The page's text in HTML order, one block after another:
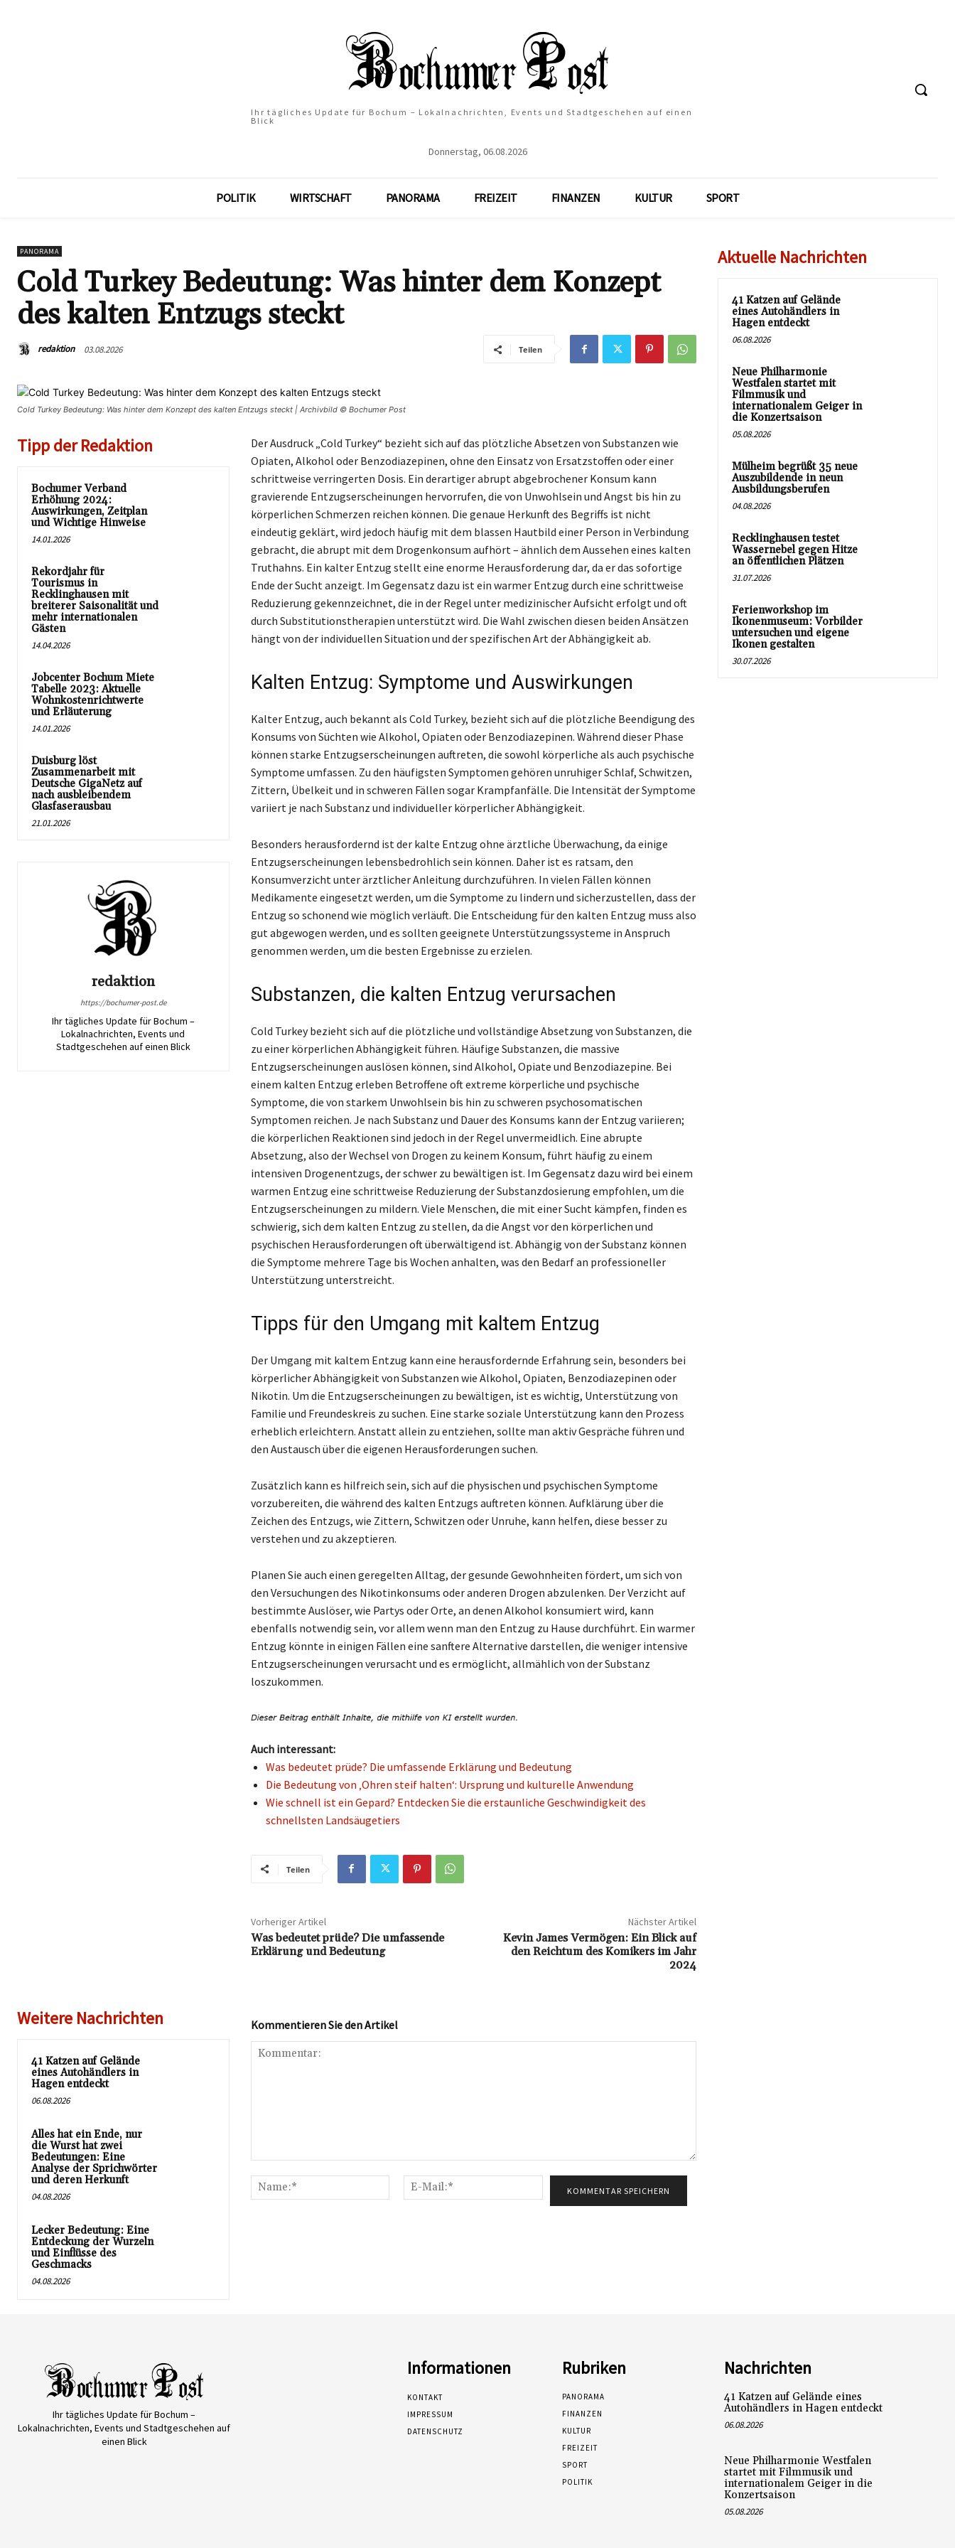
Ihr tägliches Update für Bochum – Lokalnachrichten, Events und Stadtgeschehen auf einen
Blick
Donnerstag, 06.08.2026
POLITIK WIRTSCHAFT PANORAMA FREIZEIT FINANZEN KULTUR SPORT
PANORAMA
Cold Turkey Bedeutung: Was hinter dem Konzept
des kalten Entzugs steckt
redaktion 03.08.2026 Teilen
Cold Turkey Bedeutung: Was hinter dem Konzept des kalten Entzugs steckt | Archivbild © Bochumer Post
Tipp der Redaktion
Bochumer Verband
Erhöhung 2024:
Auswirkungen, Zeitplan
und Wichtige Hinweise
14.01.2026
Rekordjahr für
Tourismus in
Recklinghausen mit
breiterer Saisonalität und
mehr internationalen
Gästen
14.04.2026
Jobcenter Bochum Miete
Tabelle 2023: Aktuelle
Wohnkostenrichtwerte
und Erläuterung
14.01.2026
Duisburg löst
Zusammenarbeit mit
Deutsche GigaNetz auf
nach ausbleibendem
Glasfaserausbau
21.01.2026
redaktion
https://bochumer-post.de
Ihr tägliches Update für Bochum –
Lokalnachrichten, Events und
Stadtgeschehen auf einen Blick
Der Ausdruck „Cold Turkey“ bezieht sich auf das plötzliche Absetzen von Substanzen wie
Opiaten, Alkohol oder Benzodiazepinen, ohne den Einsatz von Ersatzstoffen oder einer
schrittweise verringerten Dosis. Ein derartiger abrupt abgebrochener Konsum kann
gravierende Entzugserscheinungen hervorrufen, die von Unwohlsein und Angst bis hin zu
körperlichen Schmerzen reichen können. Die genaue Herkunft des Begriffs ist nicht
eindeutig geklärt, wird jedoch häufig mit dem blassen Hautbild einer Person in Verbindung
gebracht, die abrupt mit dem Drogenkonsum aufhört – ähnlich dem Aussehen eines kalten
Truthahns. Ein kalter Entzug stellt eine enorme Herausforderung dar, da er das sofortige
Ende der Sucht anzeigt. Im Gegensatz dazu ist ein warmer Entzug durch eine schrittweise
Reduzierung gekennzeichnet, die in der Regel unter medizinischer Aufsicht erfolgt und oft
durch Substitutionstherapien unterstützt wird. Die Wahl zwischen diesen beiden Ansätzen
hängt von der individuellen Situation und der spezifischen Art der Abhängigkeit ab.
Kalten Entzug: Symptome und Auswirkungen
Kalter Entzug, auch bekannt als Cold Turkey, bezieht sich auf die plötzliche Beendigung des
Konsums von Süchten wie Alkohol, Opiaten oder Benzodiazepinen. Während dieser Phase
können starke Entzugserscheinungen auftreten, die sowohl körperliche als auch psychische
Symptome umfassen. Zu den häufigsten Symptomen gehören unruhiger Schlaf, Schwitzen,
Zittern, Übelkeit und in schweren Fällen sogar Krampfanfälle. Die Intensität der Symptome
variiert je nach Substanz und individueller körperlicher Abhängigkeit.
Besonders herausfordernd ist der kalte Entzug ohne ärztliche Überwachung, da einige
Entzugserscheinungen lebensbedrohlich sein können. Daher ist es ratsam, den
Konsumverzicht unter ärztlicher Anleitung durchzuführen. In vielen Fällen können
Medikamente eingesetzt werden, um die Symptome zu lindern und sicherzustellen, dass der
Entzug so schonend wie möglich verläuft. Die Entscheidung für den kalten Entzug muss also
gut abgewogen werden, und es sollten geeignete Unterstützungssysteme in Anspruch
genommen werden, um die besten Ergebnisse zu erzielen.
Substanzen, die kalten Entzug verursachen
Cold Turkey bezieht sich auf die plötzliche und vollständige Absetzung von Substanzen, die
zu einer körperlichen Abhängigkeit führen. Häufige Substanzen, die massive
Entzugserscheinungen auslösen können, sind Alkohol, Opiate und Benzodiazepine. Bei
einem kalten Entzug erleben Betroffene oft extreme körperliche und psychische
Symptome, die von starkem Unwohlsein bis hin zu schweren psychosomatischen
Symptomen reichen. Je nach Substanz und Dauer des Konsums kann der Entzug variieren;
die körperlichen Reaktionen sind jedoch in der Regel unvermeidlich. Eine abrupte
Absetzung, also der Wechsel von Drogen zu keinem Konsum, führt häufig zu einem
intensiven Drogenentzugs, der schwer zu bewältigen ist. Im Gegensatz dazu wird bei einem
warmen Entzug eine schrittweise Reduzierung der Substanzdosierung empfohlen, um die
Entzugserscheinungen zu mildern. Viele Menschen, die mit einer Sucht kämpfen, finden es
schwierig, sich dem kalten Entzug zu stellen, da die Angst vor den körperlichen und
psychischen Herausforderungen oft überwältigend ist. Abhängig von der Substanz können
die Symptome mehrere Tage bis Wochen anhalten, was den Bedarf an professioneller
Unterstützung unterstreicht.
Tipps für den Umgang mit kaltem Entzug
Der Umgang mit kaltem Entzug kann eine herausfordernde Erfahrung sein, besonders bei
körperlicher Abhängigkeit von Substanzen wie Alkohol, Opiaten, Benzodiazepinen oder
Nikotin. Um die Entzugserscheinungen zu bewältigen, ist es wichtig, Unterstützung von
Familie und Freundeskreis zu suchen. Eine starke soziale Unterstützung kann den Prozess
erheblich erleichtern. Anstatt allein zu entziehen, sollte man aktiv Gespräche führen und
den Austausch über die eigenen Herausforderungen suchen.
Zusätzlich kann es hilfreich sein, sich auf die physischen und psychischen Symptome
vorzubereiten, die während des kalten Entzugs auftreten können. Aufklärung über die
Zeichen des Entzugs, wie Zittern, Schwitzen oder Unruhe, kann helfen, diese besser zu
verstehen und zu akzeptieren.
Planen Sie auch einen geregelten Alltag, der gesunde Gewohnheiten fördert, um sich von
den Versuchungen des Nikotinkonsums oder anderen Drogen abzulenken. Der Verzicht auf
bestimmte Auslöser, wie Partys oder Orte, an denen Alkohol konsumiert wird, kann
ebenfalls notwendig sein, vor allem wenn man den Entzug zu Hause durchführt. Ein warmer
Entzug könnte in einigen Fällen eine sanftere Alternative darstellen, die weniger intensive
Entzugserscheinungen verursacht und es ermöglicht, allmählich von der Substanz
loszukommen.
Auch interessant:
Was bedeutet prüde? Die umfassende Erklärung und Bedeutung
Die Bedeutung von ‚Ohren steif halten‘: Ursprung und kulturelle Anwendung
Wie schnell ist ein Gepard? Entdecken Sie die erstaunliche Geschwindigkeit des
schnellsten Landsäugetiers
Teilen
Vorheriger Artikel
Was bedeutet prüde? Die umfassende
Erklärung und Bedeutung
Nächster Artikel
Kevin James Vermögen: Ein Blick auf
den Reichtum des Komikers im Jahr
2024
Weitere Nachrichten
41 Katzen auf Gelände
eines Autohändlers in
Hagen entdeckt
06.08.2026
Alles hat ein Ende, nur
die Wurst hat zwei
Bedeutungen: Eine
Analyse der Sprichwörter
und deren Herkunft
04.08.2026
Lecker Bedeutung: Eine
Entdeckung der Wurzeln
und Einflüsse des
Geschmacks
04.08.2026
Kommentieren Sie den Artikel
Name:*
Mail:*
Aktuelle Nachrichten
41 Katzen auf Gelände
eines Autohändlers in
Hagen entdeckt
06.08.2026
Neue Philharmonie
Westfalen startet mit
Filmmusik und
internationalem Geiger in
die Konzertsaison
05.08.2026
Mülheim begrüßt 35 neue
Auszubildende in neun
Ausbildungsberufen
04.08.2026
Recklinghausen testet
Wassernebel gegen Hitze
an öffentlichen Plätzen
31.07.2026
Ferienworkshop im
Ikonenmuseum: Vorbilder
untersuchen und eigene
Ikonen gestalten
30.07.2026
Ihr tägliches Update für Bochum –
Lokalnachrichten, Events und Stadtgeschehen auf
einen Blick
Informationen
KONTAKT
IMPRESSUM
DATENSCHUTZ
Rubriken
PANORAMA
FINANZEN
KULTUR
FREIZEIT
SPORT
POLITIK
Nachrichten
41 Katzen auf Gelände eines
Autohändlers in Hagen entdeckt
06.08.2026
Neue Philharmonie Westfalen
startet mit Filmmusik und
internationalem Geiger in die
Konzertsaison
05.08.2026